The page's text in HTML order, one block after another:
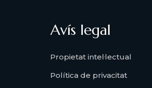
Avís legal
Propietat intel·lectual
Política de privacitat